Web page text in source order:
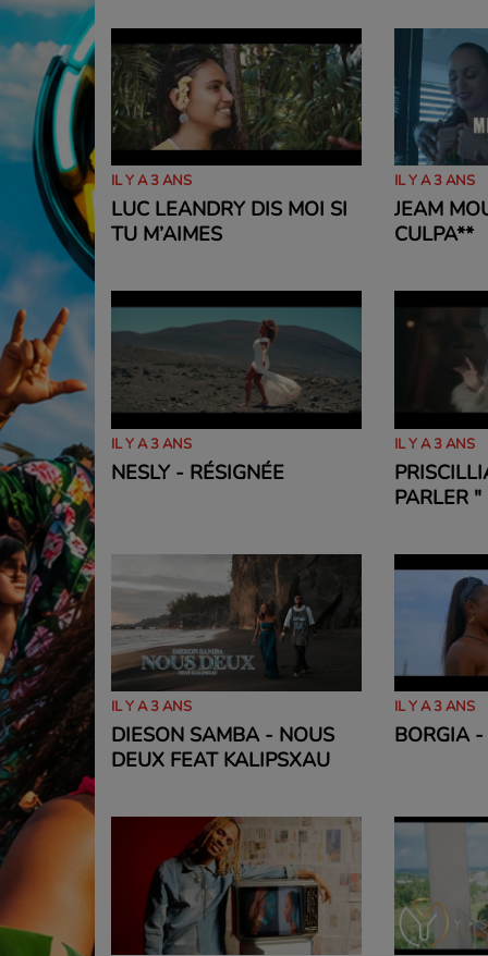
IL Y A 3 ANS
LUC LEANDRY DIS MOI SI
TU M’AIMES
IL Y A 3 ANS
JEAM
CULPA**
IL Y A 3 ANS
NESLY - RÉSIGNÉE
IL Y A 3 ANS
PARLER "
IL Y A 3 ANS
DIESON SAMBA - NOUS
DEUX FEAT KALIPSXAU
IL Y A 3 ANS
BORGIA -